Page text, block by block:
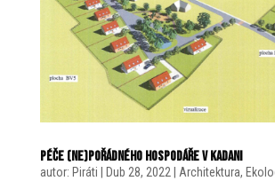
Péče (ne)pořádného hospodáře v Kadani
autor: Piráti Dub 28, 2022| Architektura,